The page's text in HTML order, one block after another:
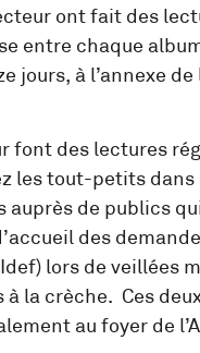
ont fait des
entre chaque
jours, à l’annexe
font des lectures
les tout-petits
de publics
des
lors de veillées
la crèche. Ces
au foyer de